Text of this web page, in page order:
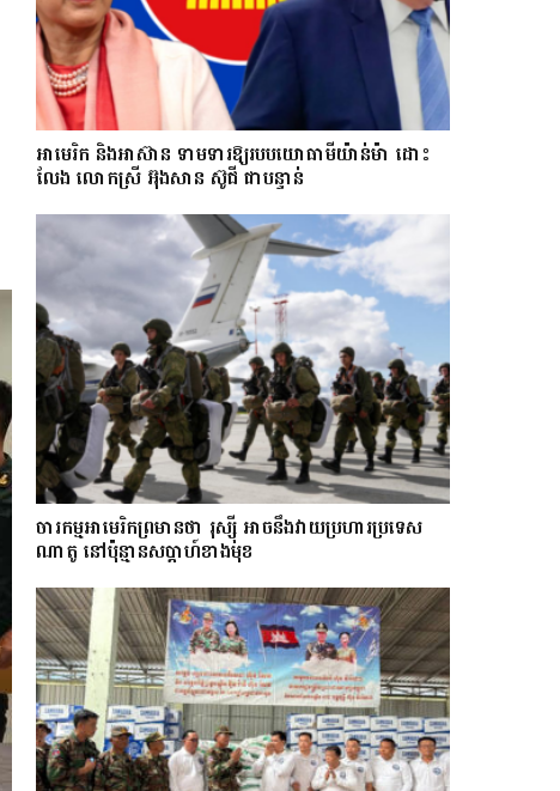
អាមេរិក និងអាស៊ាន ទាមទារឱ្យ​របបយោធាមីយ៉ាន់ម៉ា​ ដោះ​
លែង​ លោកស្រី អ៊ុងសាន ស៊ូជី ជា​បន្ទាន់
ចារកម្ម​អាមេរិក​ព្រមាន​ថា​ រុស្ស៊ី​ អាចនឹងវាយប្រហារប្រទេស​​
ណា​តូ ​នៅ​ប៉ុន្មាន​សប្តាហ៍​​ខាង​មុខ​​